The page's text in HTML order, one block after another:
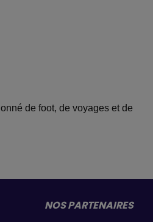
de foot, de voyages et de
NOS PARTENAIRES